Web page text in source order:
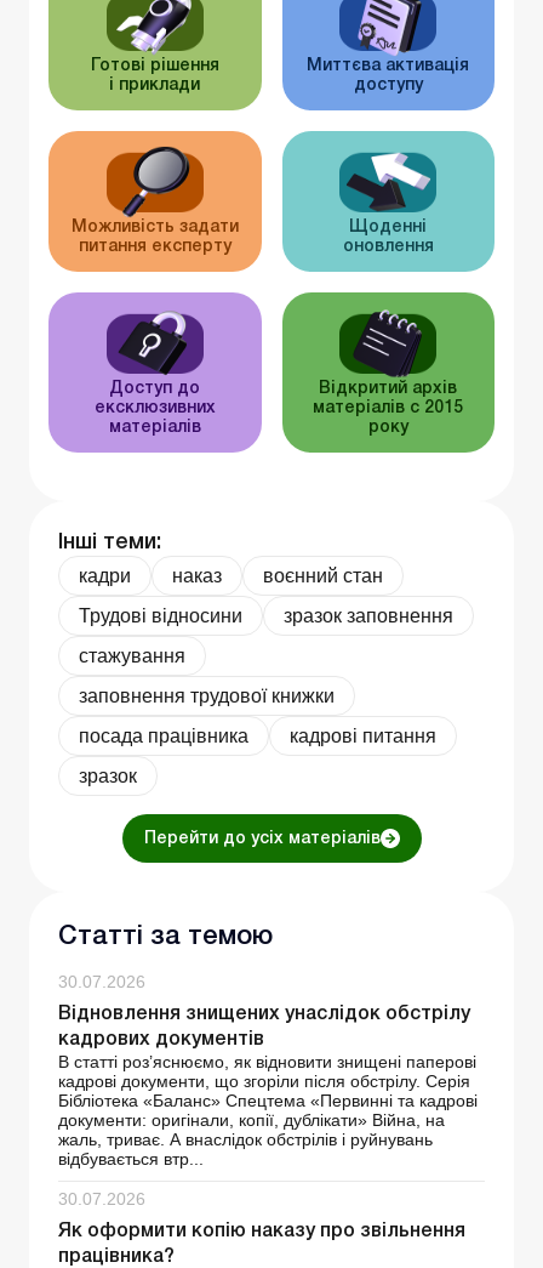
Готові рішення
і приклади
Миттєва активація
доступу
Можливість задати
питання експерту
Щоденні
оновлення
Доступ до
ексклюзивних
матеріалів
Відкритий архів
матеріалів c 2015
року
Інші теми:
кадри наказ
воєнний стан
Трудові відносини
зразок заповнення
стажування
заповнення трудової книжки
посада працівника
кадрові питання
зразок
Перейти до усіх матеріалів
Статті за темою
30.07.2026
Відновлення знищених унаслідок обстрілу
кадрових документів
В статті роз’яснюємо, як відновити знищені паперові
кадрові документи, що згоріли після обстрілу. Серія
Бібліотека «Баланс» Спецтема «Первинні та кадрові
документи: оригінали, копії, дублікати» Війна, на
жаль, триває. А внаслідок обстрілів і руйнувань
відбувається втр...
30.07.2026
Як оформити копію наказу про звільнення
працівника?